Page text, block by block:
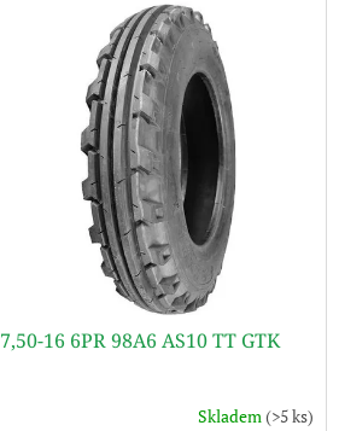
7,50-16 6PR 98A6 AS10 TT GTK
Skladem(>5 ks)